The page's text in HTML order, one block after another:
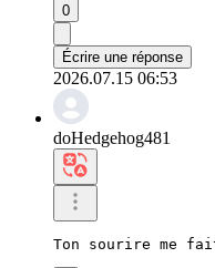
0
Écrire une réponse
2026.07.15 06:53
doHedgehog481
Ton sourire me